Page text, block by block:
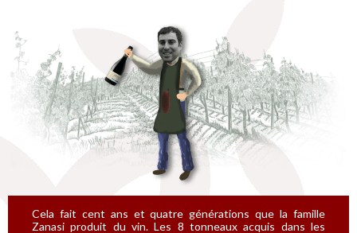
Cela fait cent ans et quatre générations que la famille
Zanasi produit du vin. Les 8 tonneaux acquis dans les